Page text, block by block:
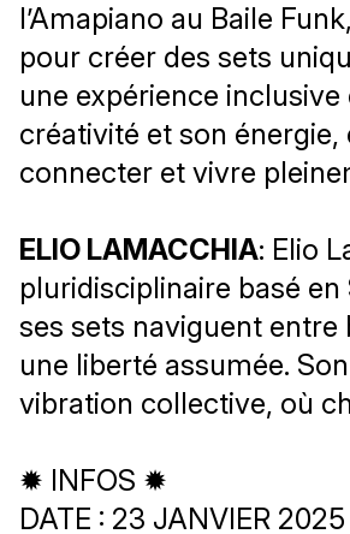
l’Amapiano au Baile
pour créer des sets
une expérience
créativité et son énergie,
connecter et vivre
ELIO LAMACCHIA: Elio
pluridisciplinaire basé
ses sets naviguent
une liberté assumée.
vibration collective, où
✹ INFOS ✹
DATE : 23 JANVIER 2025